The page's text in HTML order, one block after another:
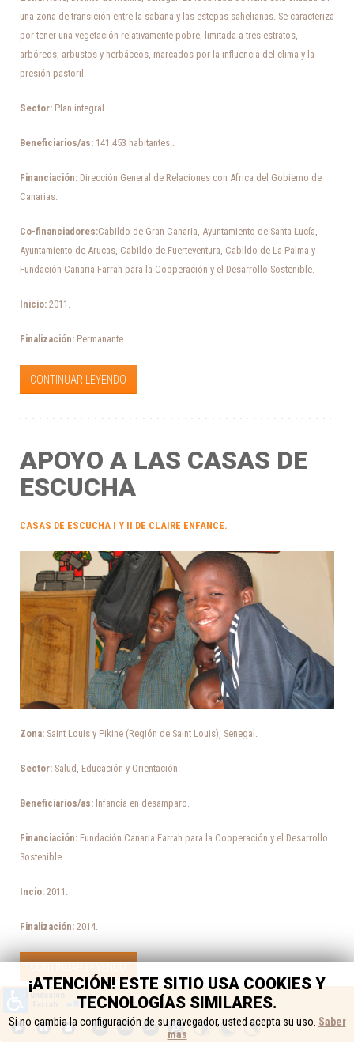
una zona de transición entre la sabana y las estepas sahelianas. Se caracteriza
por tener una vegetación relativamente pobre, limitada a tres estratos,
arbóreos, arbustos y herbáceos, marcados por la influencia del clima y la
presión pastoril.
Sector: Plan integral.
Beneficiarios/as: 141.453 habitantes..
Financiación: Dirección General de Relaciones con Africa del Gobierno de
Canarias.
Co-financiadores:Cabildo de Gran Canaria, Ayuntamiento de Santa Lucía,
Ayuntamiento de Arucas, Cabildo de Fuerteventura, Cabildo de La Palma y
Fundación Canaria Farrah para la Cooperación y el Desarrollo Sostenible.
Inicio: 2011.
Finalización: Permanante.
CONTINUAR LEYENDO
APOYO A LAS CASAS DE
ESCUCHA
CASAS DE ESCUCHA I Y II DE CLAIRE ENFANCE.
Zona: Saint Louis y Pikine (Región de Saint Louis), Senegal.
Sector: Salud, Educación y Orientación.
Beneficiarios/as: Infancia en desamparo.
Financiación: Fundación Canaria Farrah para la Cooperación y el Desarrollo
Sostenible.
Incio: 2011.
Finalización: 2014.
¡ATENCIÓN! ESTE SITIO USA COOKIES Y
TECNOLOGÍAS SIMILARES.
Si no cambia la configuración de su navegador, usted acepta su uso. Saber
más